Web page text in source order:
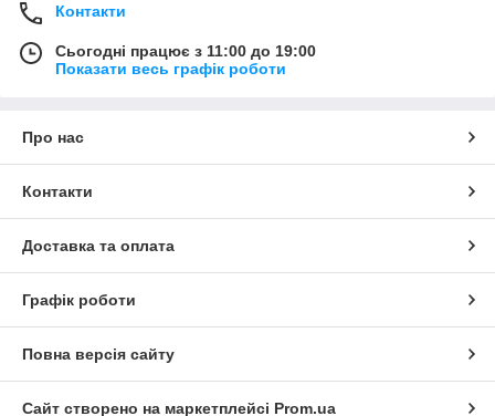
Контакти
Сьогодні працює з 11:00 до 19:00
Показати весь графік роботи
Про нас
Контакти
Доставка та оплата
Графік роботи
Повна версія сайту
Сайт створено на маркетплейсі Prom.ua